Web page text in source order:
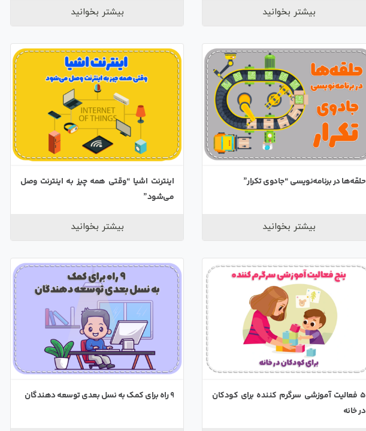
بیشتر بخوانید بیشتر بخوانید
حلقه‌ها در برنامه‌نویسی “جادوی تکرار”
بیشتر بخوانید
اینترنت اشیا “وقتی همه چیز به اینترنت وصل
می‌شود”
بیشتر بخوانید
5 فعالیت آموزشی سرگرم کننده برای کودکان
در خانه
9 راه برای کمک به نسل بعدی توسعه دهندگان